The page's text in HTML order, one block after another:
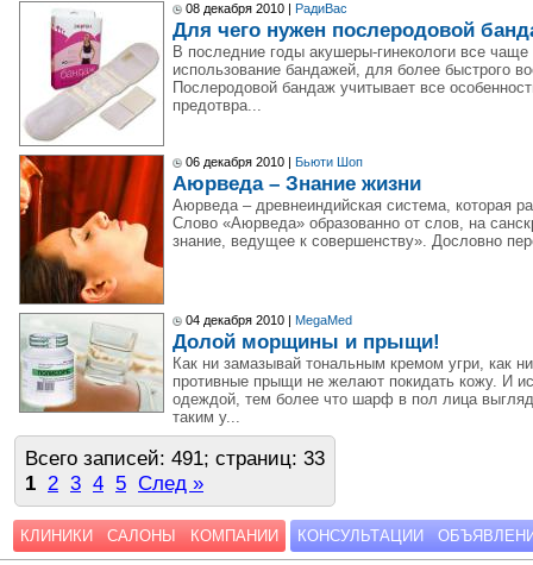
08 декабря 2010 | РадиВас
Для чего нужен послеродовой
В последние годы акушеры-гинекологи все
использование бандажей, для более быстрого
Послеродовой бандаж учитывает все
предотвра...
06 декабря 2010 | Бьюти Шоп
Аюрведа – Знание жизни
Аюрведа – древнеиндийская система, которая
Слово «Аюрведа» образованно от слов, на
знание, ведущее к совершенству». Дословно
04 декабря 2010 | MegaMed
Долой морщины и прыщи!
Как ни замазывай тональным кремом угри, как
противные прыщи не желают покидать кожу. И
одеждой, тем более что шарф в пол лица
таким у...
Всего записей: 491; страниц: 33
1 2 3 4 5 След »
КЛИНИКИ САЛОНЫ КОМПАНИИ КОНСУЛЬТАЦИИ